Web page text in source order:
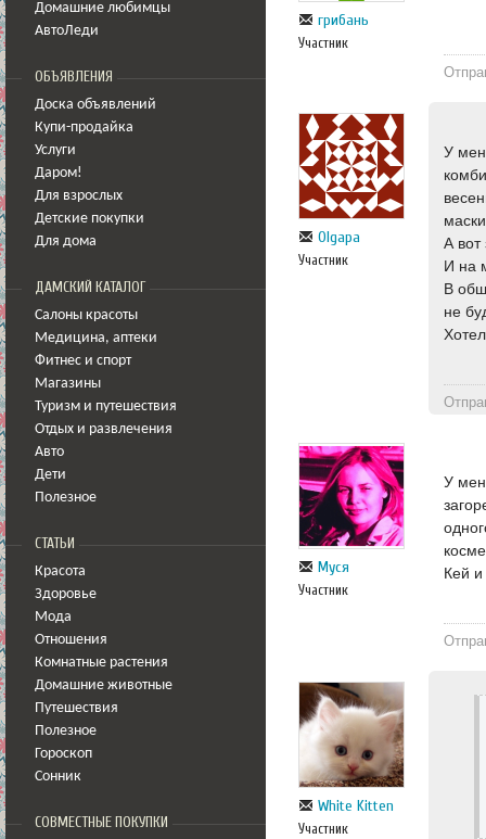
Домашние любимцы
АвтоЛеди
ОБЪЯВЛЕНИЯ
Доска объявлений
Купи-продайка
Услуги
Даром!
Для взрослых
Детские покупки
Для дома
ДАМСКИЙ КАТАЛОГ
Салоны красоты
Медицина, аптеки
Фитнес и спорт
Магазины
Туризм и путешествия
Отдых и развлечения
Авто
Дети
Полезное
СТАТЬИ
Красота
Здоровье
Мода
Отношения
Комнатные растения
Домашние животные
Путешествия
Полезное
Гороскоп
Сонник
СОВМЕСТНЫЕ ПОКУПКИ
грибань
Участник
Olgapa
Участник
У
А вот
И на
В
не
Муся
Участник
У
Кей
White Kitten
Участник